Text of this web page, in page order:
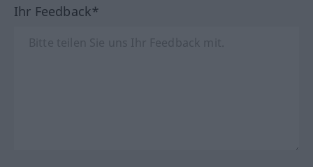
Ihr Feedback*